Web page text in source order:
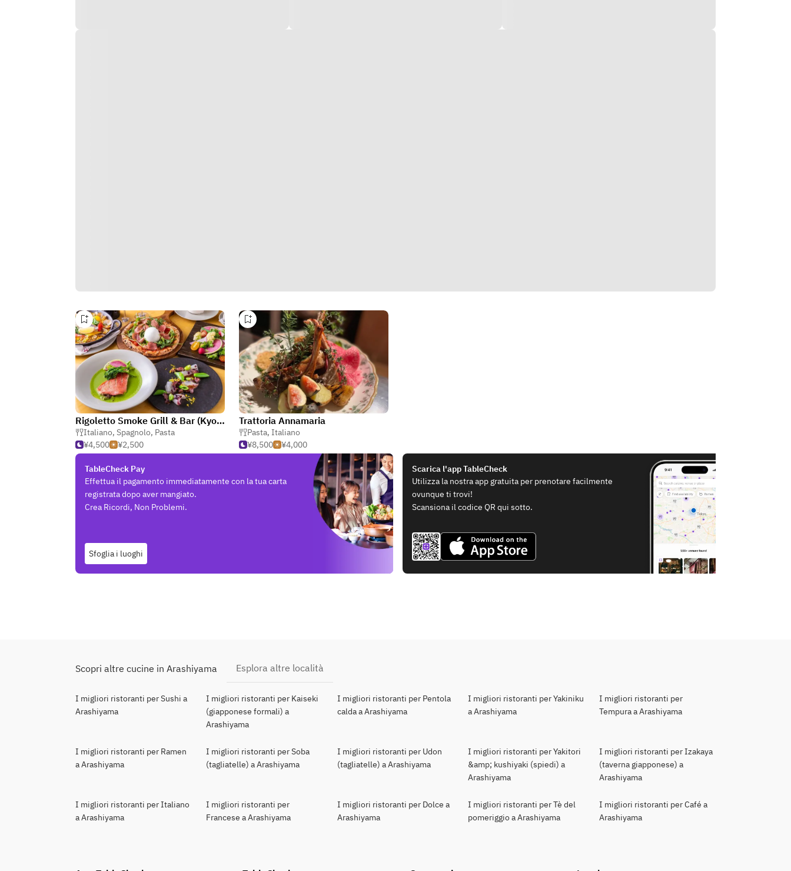
Rigoletto Smoke Grill & Bar (Kyoto)
Italiano, Spagnolo, Pasta
¥4,500
¥2,500
Trattoria Annamaria
Pasta, Italiano
¥8,500
¥4,000
TableCheck Pay
Effettua il pagamento immediatamente con la tua carta
registrata dopo aver mangiato.
Crea Ricordi, Non Problemi.
Sfoglia i luoghi
Scarica l'app TableCheck
Utilizza la nostra app gratuita per prenotare facilmente
ovunque ti trovi!
Scansiona il codice QR qui sotto.
Scopri altre cucine in Arashiyama Esplora altre località
I migliori ristoranti per Sushi a
Arashiyama
I migliori ristoranti per Kaiseki
(giapponese formali) a
Arashiyama
I migliori ristoranti per Pentola
calda a Arashiyama
I migliori ristoranti per Yakiniku
a Arashiyama
I migliori ristoranti per
Tempura a Arashiyama
I migliori ristoranti per Ramen
a Arashiyama
I migliori ristoranti per Soba
(tagliatelle) a Arashiyama
I migliori ristoranti per Udon
(tagliatelle) a Arashiyama
I migliori ristoranti per Yakitori
&amp; kushiyaki (spiedi) a
Arashiyama
I migliori ristoranti per Izakaya
(taverna giapponese) a
Arashiyama
I migliori ristoranti per Italiano
a Arashiyama
I migliori ristoranti per
Francese a Arashiyama
I migliori ristoranti per Dolce a
Arashiyama
I migliori ristoranti per Tè del
pomeriggio a Arashiyama
I migliori ristoranti per Café a
Arashiyama